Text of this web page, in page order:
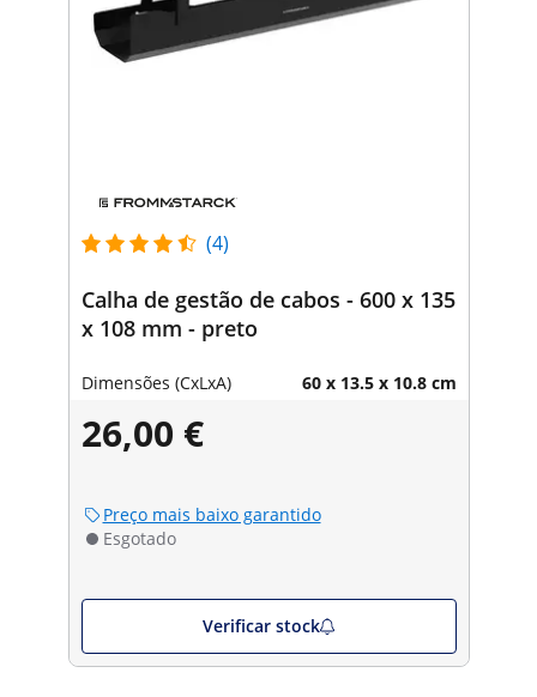
(4)
Calha de gestão de cabos - 600 x 135
x 108 mm - preto
Dimensões (CxLxA) 60 x 13.5 x 10.8 cm
26,00 €
Preço mais baixo garantido
Esgotado
Verificar stock